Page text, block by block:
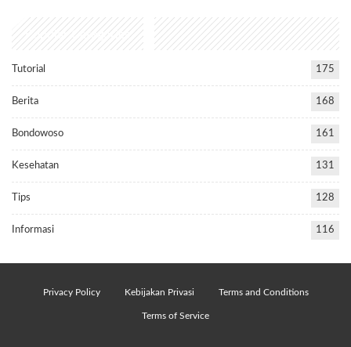
Popular Categories
Tutorial 175
Berita 168
Bondowoso 161
Kesehatan 131
Tips 128
Informasi 116
Privacy Policy Kebijakan Privasi Terms and Conditions
Terms of Service